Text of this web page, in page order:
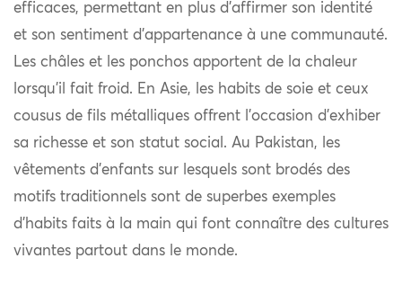
efficaces, permettant en plus d’affirmer son identité
et son sentiment d’appartenance à une communauté.
Les châles et les ponchos apportent de la chaleur
lorsqu’il fait froid. En Asie, les habits de soie et ceux
cousus de fils métalliques offrent l’occasion d’exhiber
sa richesse et son statut social. Au Pakistan, les
vêtements d’enfants sur lesquels sont brodés des
motifs traditionnels sont de superbes exemples
d’habits faits à la main qui font connaître des cultures
vivantes partout dans le monde.